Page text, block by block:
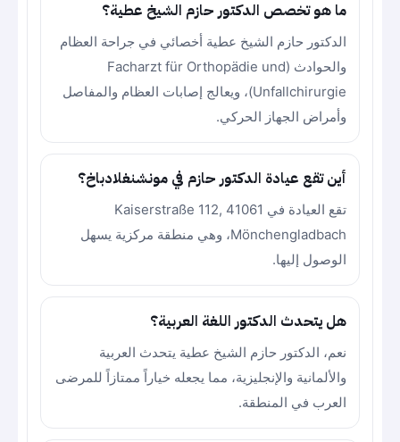
ما هو تخصص الدكتور حازم الشيخ عطية؟
الدكتور حازم الشيخ عطية أخصائي في جراحة العظام
والحوادث (Facharzt für Orthopädie und
Unfallchirurgie)، ويعالج إصابات العظام والمفاصل
وأمراض الجهاز الحركي.
أين تقع عيادة الدكتور حازم في مونشنغلادباخ؟
تقع العيادة في Kaiserstraße 112, 41061
Mönchengladbach، وهي منطقة مركزية يسهل
الوصول إليها.
هل يتحدث الدكتور اللغة العربية؟
نعم، الدكتور حازم الشيخ عطية يتحدث العربية
والألمانية والإنجليزية، مما يجعله خياراً ممتازاً للمرضى
العرب في المنطقة.